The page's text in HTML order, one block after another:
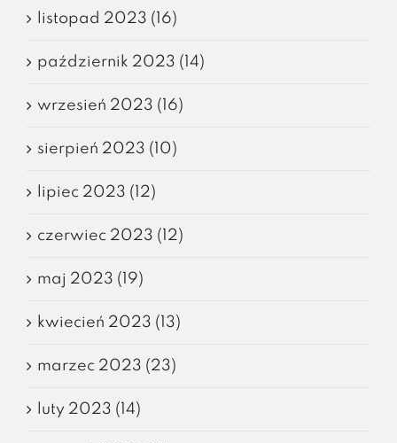
listopad 2023 (16)
październik 2023 (14)
wrzesień 2023 (16)
sierpień 2023 (10)
lipiec 2023 (12)
czerwiec 2023 (12)
maj 2023 (19)
kwiecień 2023 (13)
marzec 2023 (23)
luty 2023 (14)